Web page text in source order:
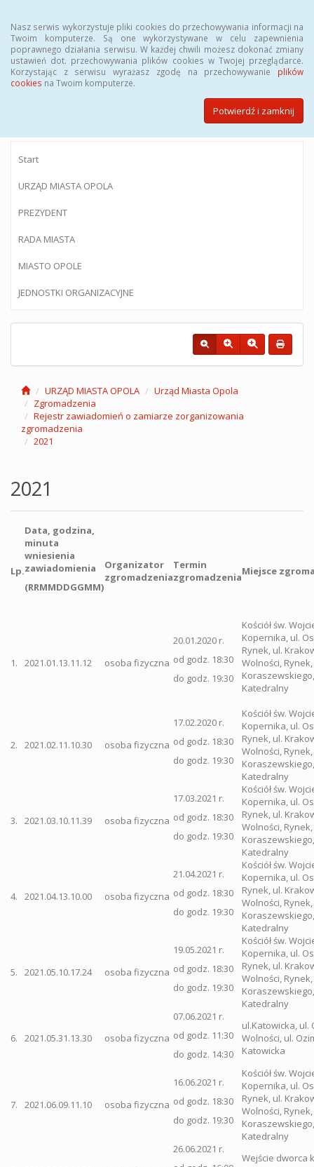
Nasz serwis wykorzystuje pliki cookies do przechowywania informacji na
Twoim komputerze. Są one wykorzystywane w celu zapewnienia
poprawnego działania serwisu. W każdej chwili możesz dokonać zmiany
ustawień dot. przechowywania plików cookies w Twojej przeglądarce.
Korzystając z serwisu wyrażasz zgodę na przechowywanie plików
cookies na Twoim komputerze.
Potwierdź i zamknij
BIULETYN INFORMACJI PUBLICZNEJ
Urzędu Miasta Opola
Start
URZĄD MIASTA OPOLA
PREZYDENT
RADA MIASTA
MIASTO OPOLE
JEDNOSTKI ORGANIZACYJNE
URZĄD MIASTA OPOLA
Urząd Miasta Opola
Zgromadzenia
Rejestr zawiadomień o zamiarze zorganizowania
zgromadzenia
2021
2021
Lp.
Data, godzina,
minuta
wniesienia
zawiadomienia
(RRMMDDGGMM)
Organizator
zgromadzenia
Termin
zgromadzeniaMiejsce
1. 2021.01.13.11.12 osoba fizyczna
20.01.2020 r.
od godz. 18:30
do godz. 19:30
Kościół św.
Kopernika, ul.
Rynek, ul.
Wolności,
Katedralny
2. 2021.02.11.10.30 osoba fizyczna
17.02.2020 r.
od godz. 18:30
do godz. 19:30
Kościół św.
Kopernika, ul.
Rynek, ul.
Wolności,
Katedralny
3. 2021.03.10.11.39 osoba fizyczna
17.03.2021 r.
od godz. 18:30
do godz. 19:30
Kościół św.
Kopernika, ul.
Rynek, ul.
Wolności,
Katedralny
4. 2021.04.13.10.00 osoba fizyczna
21.04.2021 r.
od godz. 18:30
do godz. 19:30
Kościół św.
Kopernika, ul.
Rynek, ul.
Wolności,
Katedralny
5. 2021.05.10.17.24 osoba fizyczna
19.05.2021 r.
od godz. 18:30
do godz. 19:30
Kościół św.
Kopernika, ul.
Rynek, ul.
Wolności,
Katedralny
6. 2021.05.31.13.30 osoba fizyczna
07.06.2021 r.
od godz. 11:30
do godz. 14:30
ul.Katowicka, ul.
Wolności, ul.
Katowicka
7. 2021.06.09.11.10 osoba fizyczna
16.06.2021 r.
od godz. 18:30
do godz. 19:30
Kościół św.
Kopernika, ul.
Rynek, ul.
Wolności,
Katedralny
26.06.2021 r.
Wejście dworca